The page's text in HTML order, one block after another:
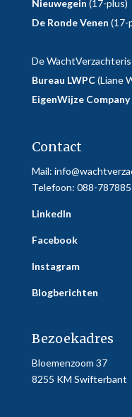
Nieuwegein (17-plus)
De Ronde Venen (17-
De
Bureau LWPC(Liane
EigenWijze Company
Contact
Mail:
Telefoon: 088-
LinkedIn
Facebook
Instagram
Blogberichten
Bezoekadres
Bloemenzoom 37
8255 KM Swifterbant